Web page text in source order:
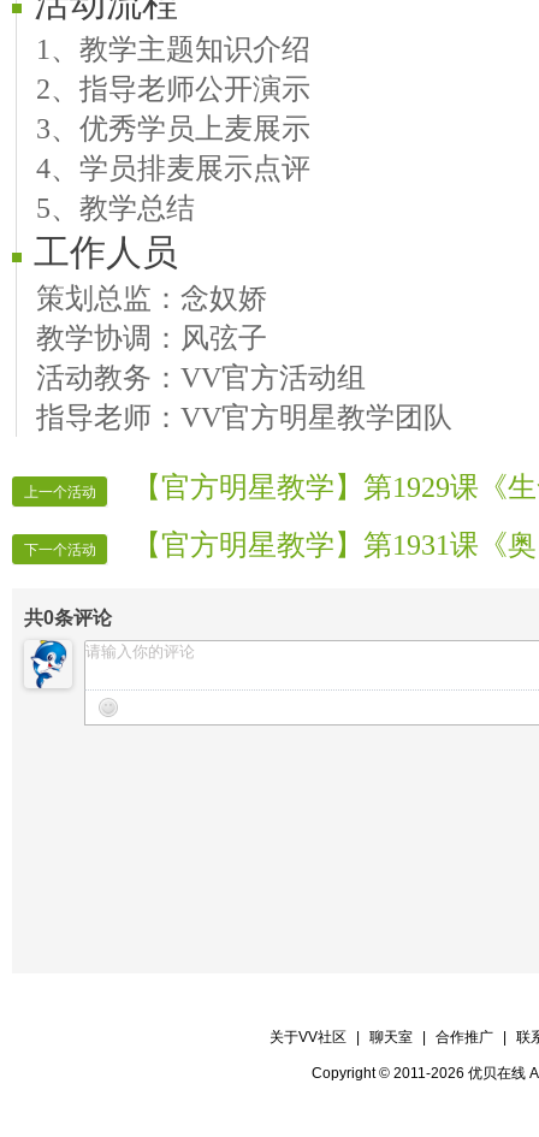
1、教学主题知识介绍
2、指导老师公开演示
3、优秀学员上麦展示
4、学员排麦展示点评
5、教学总结
工作人员
策划总监：念奴娇
教学协调：风弦子
活动教务：VV官方活动组
指导老师：VV官方明星教学团队
上一个活动 【官方明星教学】第1929课《
下一个活动 【官方明星教学】第1931课《
共0条评论
关于VV社区 聊天室 合作推广 联
Copyright © 2011-2026 优贝在线